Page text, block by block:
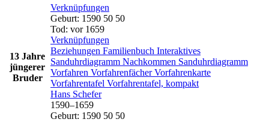
13 Jahre
jüngerer
Bruder
Verknüpfungen
Geburt: 1590 50 50
Tod: vor 1659
Verknüpfungen
Beziehungen Familienbuch Interaktives
Sanduhrdiagramm Nachkommen Sanduhrdiagramm
Vorfahren VorfahrenfächerVorfahrenkarte
Vorfahrentafel Vorfahrentafel, kompakt
Hans Schefer
1590–1659
Geburt: 1590 50 50